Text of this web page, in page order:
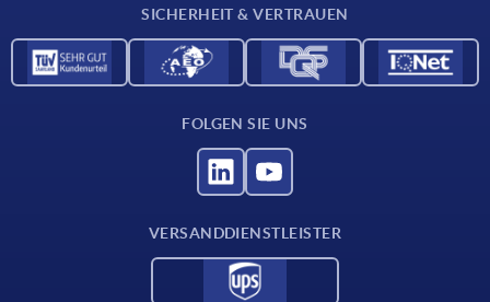
SICHERHEIT & VERTRAUEN
FOLGEN SIE UNS
VERSANDDIENSTLEISTER